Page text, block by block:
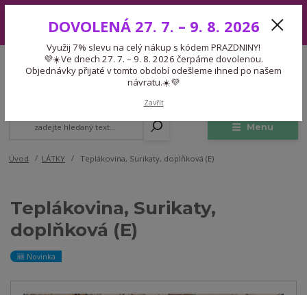
7. – 9. 8. 2026 čerpáme dovolenou. Objednávky přijaté v tomto období
odešleme ihned po našem návratu.☀️💜
Menu
CZK
Expedice 775 866 913
Po-Čt 9-15:30 Pá 9-14:30 Pauza 13-13:45
Úvod LÁTKY Teplákovina, Surikaty, doplňková (E)
Teplákovina, Surikaty,
doplňková (E)
🆕 Novinka
DOVOLENÁ 27. 7. – 9. 8. 2026
Využij 7% slevu na celý nákup s kódem PRAZDNINY!
💜☀️Ve dnech 27. 7. – 9. 8. 2026 čerpáme dovolenou.
Objednávky přijaté v tomto období odešleme ihned po našem
návratu.☀️💜
Zavřít